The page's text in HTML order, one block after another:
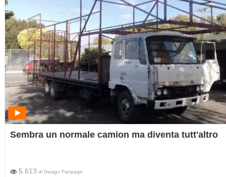
Sembra un normale camion ma diventa tutt'altro
5.613 di Design Fanpage